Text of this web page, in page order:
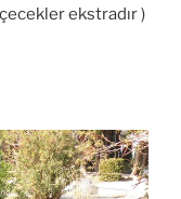
ekstradır )